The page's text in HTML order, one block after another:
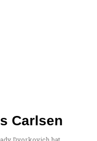
Carlsen